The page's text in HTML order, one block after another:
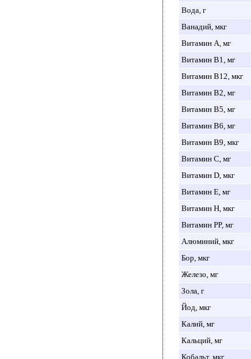
Вода, г
Ванадий, мкг
Витамин A, мг
Витамин B1, мг
Витамин B12, мкг
Витамин B2, мг
Витамин B5, мг
Витамин B6, мг
Витамин B9, мкг
Витамин C, мг
Витамин D, мкг
Витамин E, мг
Витамин H, мкг
Витамин PP, мг
Алюминий, мкг
Бор, мкг
Железо, мг
Зола, г
Йод, мкг
Калий, мг
Кальций, мг
Кобальт, мкг